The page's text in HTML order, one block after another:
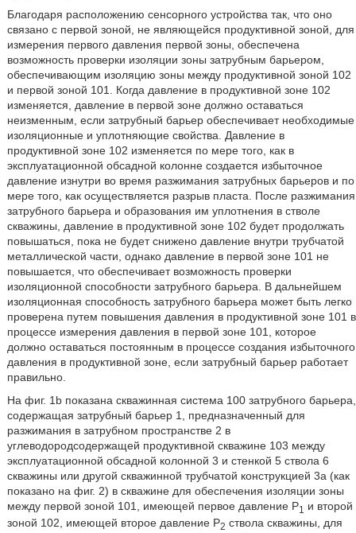
Благодаря расположению сенсорного устройства так, что оно
связано с первой зоной, не являющейся продуктивной зоной, для
измерения первого давления первой зоны, обеспечена
возможность проверки изоляции зоны затрубным барьером,
обеспечивающим изоляцию зоны между продуктивной зоной 102
и первой зоной 101. Когда давление в продуктивной зоне 102
изменяется, давление в первой зоне должно оставаться
неизменным, если затрубный барьер обеспечивает необходимые
изоляционные и уплотняющие свойства. Давление в
продуктивной зоне 102 изменяется по мере того, как в
эксплуатационной обсадной колонне создается избыточное
давление изнутри во время разжимания затрубных барьеров и по
мере того, как осуществляется разрыв пласта. После разжимания
затрубного барьера и образования им уплотнения в стволе
скважины, давление в продуктивной зоне 102 будет продолжать
повышаться, пока не будет снижено давление внутри трубчатой
металлической части, однако давление в первой зоне 101 не
повышается, что обеспечивает возможность проверки
изоляционной способности затрубного барьера. В дальнейшем
изоляционная способность затрубного барьера может быть легко
проверена путем повышения давления в продуктивной зоне 101 в
процессе измерения давления в первой зоне 101, которое
должно оставаться постоянным в процессе создания избыточного
давления в продуктивной зоне, если затрубный барьер работает
правильно.
На фиг. 1b показана скважинная система 100 затрубного барьера,
содержащая затрубный барьер 1, предназначенный для
разжимания в затрубном пространстве 2 в
углеводородсодержащей продуктивной скважине 103 между
эксплуатационной обсадной колонной 3 и стенкой 5 ствола 6
скважины или другой скважинной трубчатой конструкцией 3а (как
показано на фиг. 2) в скважине для обеспечения изоляции зоны
между первой зоной 101, имеющей первое давление P1
и второй
зоной 102, имеющей второе давление Р2 ствола скважины, для